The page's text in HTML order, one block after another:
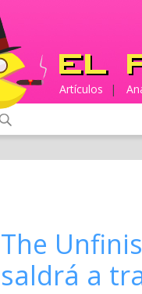
Artículos |
The
saldrá a